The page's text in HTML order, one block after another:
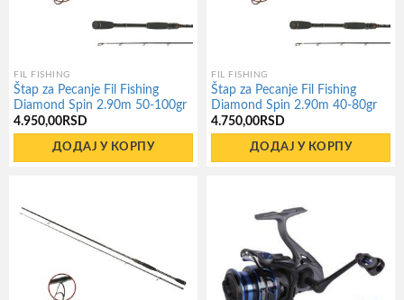
FIL FISHING
Štap za Pecanje Fil Fishing
Diamond Spin 2.90m 50-100gr
4.950,00 RSD
ДОДАЈ У КОРПУ
FIL FISHING
Štap za Pecanje Fil Fishing
Diamond Spin 2.90m 40-80gr
4.750,00 RSD
ДОДАЈ У КОРПУ